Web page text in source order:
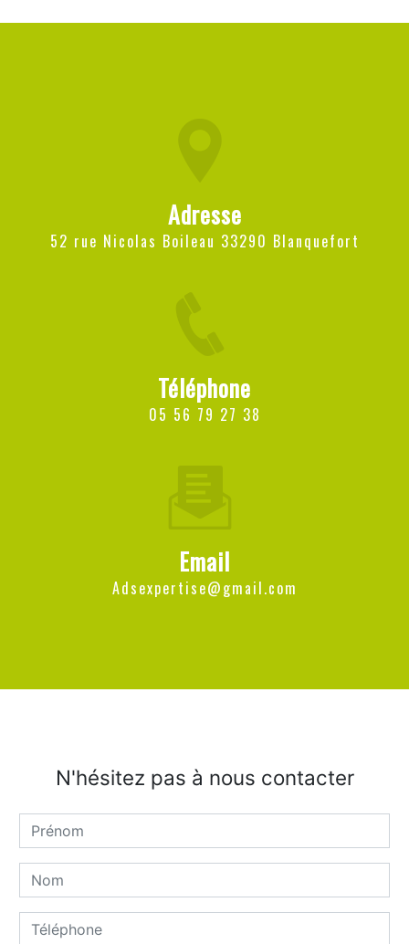
Adresse
52 rue Nicolas Boileau 33290 Blanquefort
Téléphone
05 56 79 27 38
Email
adsexpertise@gmail.com
N'hésitez pas à nous contacter